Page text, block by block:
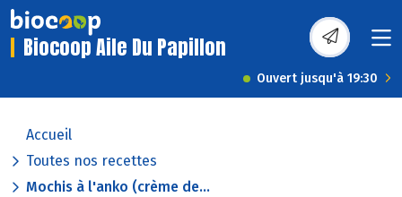
Biocoop Aile Du Papillon
Ouvert jusqu'à 19:30
Accueil
Toutes nos recettes
Mochis à l'anko (crème de...